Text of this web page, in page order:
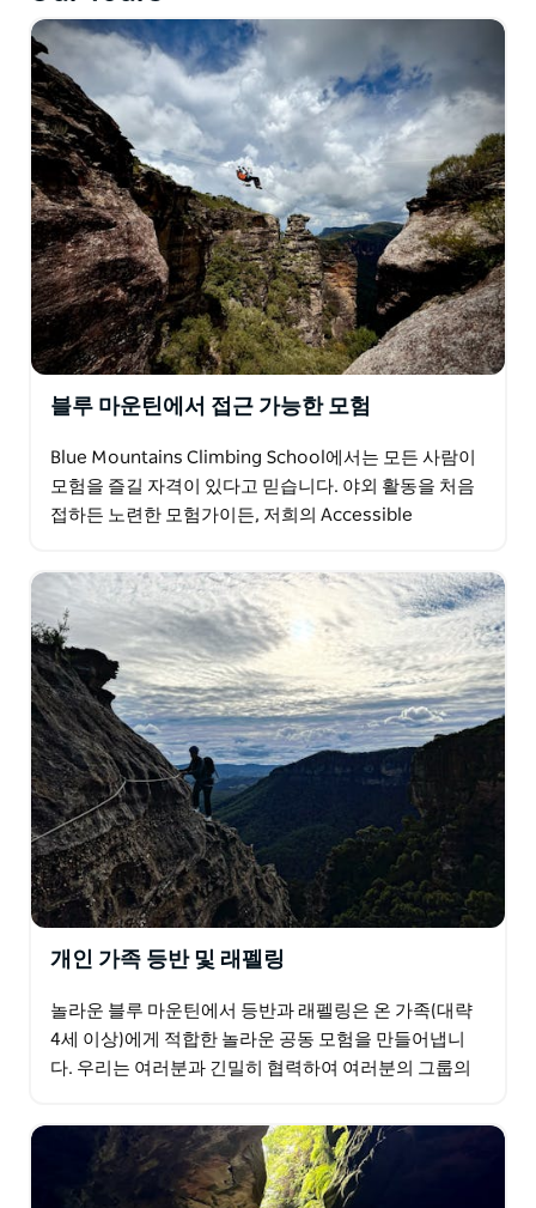
이 모험적인 여행을 구성할 수 있습니다. 차에 가까이서
탑 로핑하는 것부터 원격 멀티 피치 전통 등반까지 모든
것이 가능합니다. 불확실한 경우 언제든지 연락하여 완벽
한 여행을 구성하도록 도와드리겠습니다.
말할 것도 없이, 고품질 장비, 점심 식사 및 여행 전 조언은
모두 고도로 숙련된 가이드와 함께 제공됩니다.
모든 코스는 그레이터 블루 마운틴 세계 유산 지역의 아름
다운 배경을 배경으로 하며, 황금빛 사암 절벽과 잇꽃나무
협곡이 교실입니다.
블루 마운틴에서 접근 가능한 모험
Blue Mountains Climbing School에서는 모든 사람이
모험을 즐길 자격이 있다고 믿습니다. 야외 활동을 처음
접하든 노련한 모험가이든, 저희의 Accessible
개인 가족 등반 및 래펠링
놀라운 블루 마운틴에서 등반과 래펠링은 온 가족(대략
4세 이상)에게 적합한 놀라운 공동 모험을 만들어냅니
다. 우리는 여러분과 긴밀히 협력하여 여러분의 그룹의
다…